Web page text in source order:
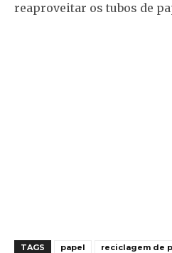
reaproveitar os tubos de
TAGS papel reciclagem de